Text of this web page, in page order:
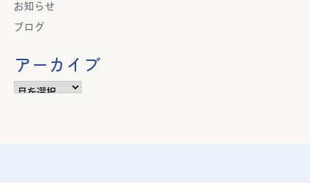
お知らせ
ブログ
アーカイブ
ア